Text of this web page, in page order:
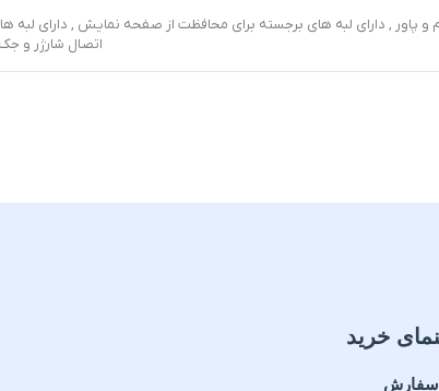
پاور , دارای لبه های برجسته برای محافظت از صفحه نمایش , دارای
اتصال شارژر و
خرید
سفارش